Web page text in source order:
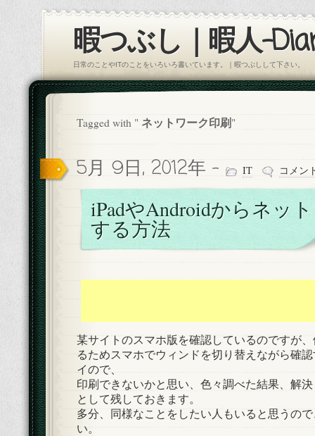
暇つぶし｜暇人-
日常のことやITのことをいろいろ書いています。｜暇つぶしして下さい。
Tagged with " ネットワーク印刷"
5月 9日, 2012年 - IT コメン
iPadやAndroidからネッ
する方法
某サイトのスマホ版を確認しているのですが
るためスマホでウィンドを切り替えながら確
イので、
印刷できないかと思い、色々調べた結果、解
として残しておきます。
多分、同様なことをしたい人もいると思うの
い。